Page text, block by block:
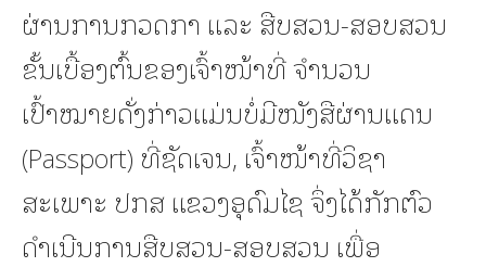
ຜ່ານການກວດກາ ແລະ ສືບສວນ-ສອບສວນ
ຂັ້ນເບື້ອງຕົ້ນຂອງເຈົ້າໜ້າທີ່ ຈໍານວນ
ເປົ້າໝາຍດັ່ງກ່າວແມ່ນບໍ່ມີໜັງສືຜ່ານແດນ
(Passport) ທີ່ຊັດເຈນ, ເຈົ້າໜ້າທີ່ວິຊາ
ສະເພາະ ປກສ ແຂວງອຸດົມໄຊ ຈຶ່ງໄດ້ກັກຕົວ
ດຳເນີນການສືບສວນ-ສອບສວນ ເພື່ອ